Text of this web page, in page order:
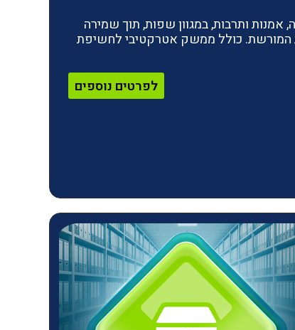
ותרבות, במגוון שפות, תוך שמירה
המורשת. כולל ממשק אטרקטיבי לחשיפת
לפרטים נוספים